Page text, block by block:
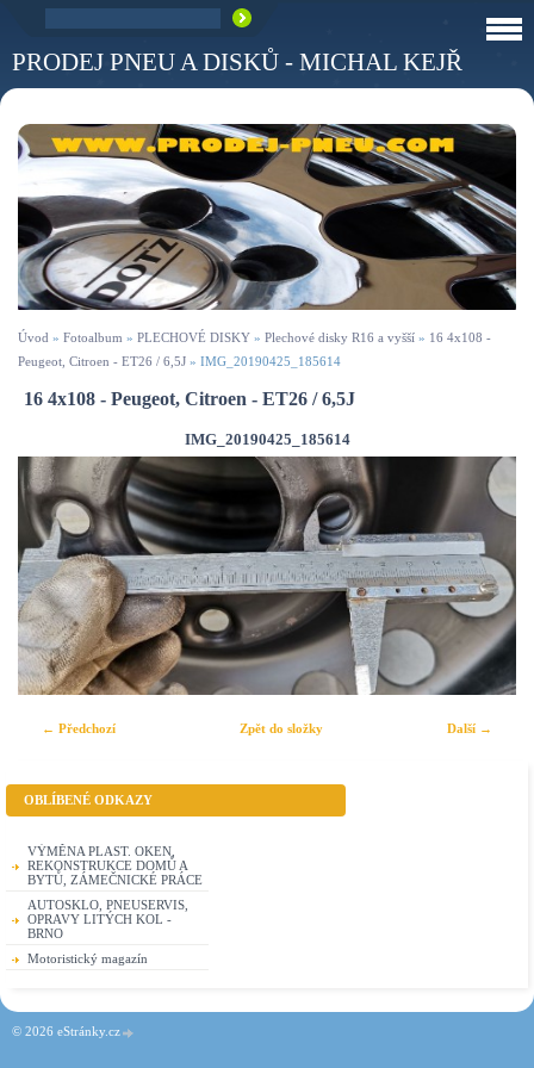
PRODEJ PNEU A DISKŮ - MICHAL KEJŘ
Úvod » Fotoalbum » PLECHOVÉ DISKY » Plechové disky R16 a vyšší » 16 4x108 -
Peugeot, Citroen - ET26 / 6,5J » IMG_20190425_185614
16 4x108 - Peugeot, Citroen - ET26 / 6,5J
IMG_20190425_185614
← Předchozí Další →
Zpět do složky
OBLÍBENÉ ODKAZY
VÝMĚNA PLAST. OKEN,
REKONSTRUKCE DOMŮ A
BYTŮ, ZÁMEČNICKÉ PRÁCE
AUTOSKLO, PNEUSERVIS,
OPRAVY LITÝCH KOL -
BRNO
Motoristický magazín
© 2026 eStránky.cz